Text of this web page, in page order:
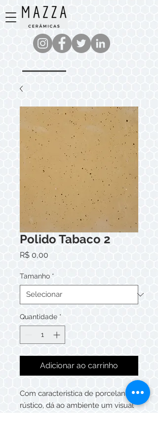
Polido Tabaco 2
R$ 0,00
Tamanho *
Quantidade *
Adicionar ao carrinho
Com caracteristica de porcelanato
rústico, dá ao ambiente um visual